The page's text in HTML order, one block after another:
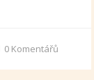
0 Komentářů